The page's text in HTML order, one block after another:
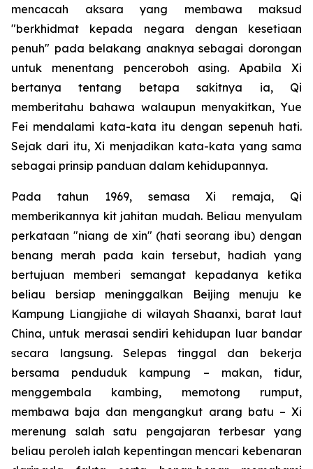
mencacah aksara yang membawa maksud
"berkhidmat kepada negara dengan kesetiaan
penuh" pada belakang anaknya sebagai dorongan
untuk menentang penceroboh asing. Apabila Xi
bertanya tentang betapa sakitnya ia, Qi
memberitahu bahawa walaupun menyakitkan, Yue
Fei mendalami kata-kata itu dengan sepenuh hati.
Sejak dari itu, Xi menjadikan kata-kata yang sama
sebagai prinsip panduan dalam kehidupannya.
Pada tahun 1969, semasa Xi remaja, Qi
memberikannya kit jahitan mudah. Beliau menyulam
perkataan "niang de xin" (hati seorang ibu) dengan
benang merah pada kain tersebut, hadiah yang
bertujuan memberi semangat kepadanya ketika
beliau bersiap meninggalkan Beijing menuju ke
Kampung Liangjiahe di wilayah Shaanxi, barat laut
China, untuk merasai sendiri kehidupan luar bandar
secara langsung. Selepas tinggal dan bekerja
bersama penduduk kampung – makan, tidur,
menggembala kambing, memotong rumput,
membawa baja dan mengangkut arang batu – Xi
merenung salah satu pengajaran terbesar yang
beliau peroleh ialah kepentingan mencari kebenaran